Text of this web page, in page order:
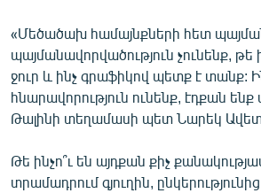
«Մեծածախ համայնքների հետ
պայմանավորվածություն չունենք, թե
ջուր և ինչ գրաֆիկով պետք է տանք:
հնարավորություն ունենք, էդքան
Թալինի տեղամասի պետ Նարեկ
Թե ինչո՞ւ են այդքան քիչ
տրամադրում գյուղին,